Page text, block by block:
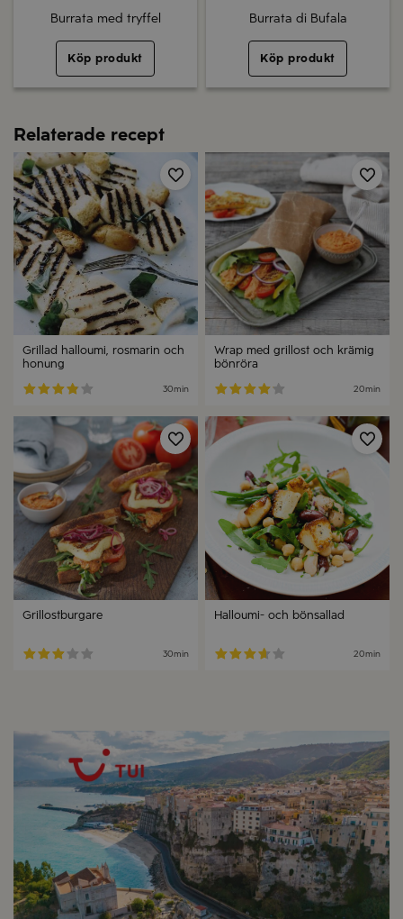
Burrata med tryffel
Köp produkt
Burrata di Bufala
Köp produkt
Relaterade recept
Spara
Grillad halloumi, rosmarin och
honung
30min
Wrap med grillost och krämig
bönröra
20min
Spara
Grillostburgare
30min
Halloumi- och bönsallad
20min